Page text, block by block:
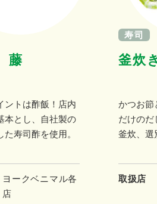
藤
ントは酢飯！店内
本とし、自社製の
寿司酢を使用。
ヨークベニマル各
店
寿司
釜炊
かつお節
だけのだ
釜炊、選
取扱店